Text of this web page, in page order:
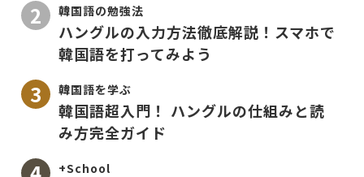
韓国語の勉強法
ハングルの入力方法徹底解説！スマホで
韓国語を打ってみよう
韓国語を学ぶ
韓国語超入門！ ハングルの仕組みと読
み方完全ガイド
+School